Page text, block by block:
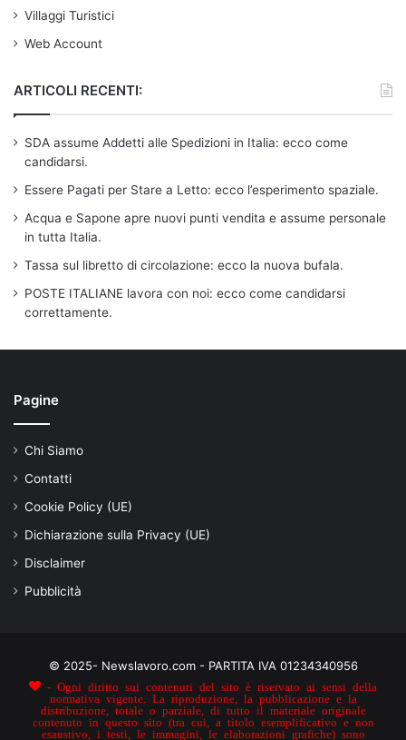
Villaggi Turistici
Web Account
ARTICOLI RECENTI:
SDA assume Addetti alle Spedizioni in Italia: ecco come
candidarsi.
Essere Pagati per Stare a Letto: ecco l’esperimento spaziale.
Acqua e Sapone apre nuovi punti vendita e assume personale
in tutta Italia.
Tassa sul libretto di circolazione: ecco la nuova bufala.
POSTE ITALIANE lavora con noi: ecco come candidarsi
correttamente.
Pagine
Chi Siamo
Contatti
Cookie Policy (UE)
Dichiarazione sulla Privacy (UE)
Disclaimer
Pubblicità
© 2025- Newslavoro.com - PARTITA IVA 01234340956
- Ogni diritto sui contenuti del sito è riservato ai sensi della
normativa vigente. La riproduzione, la pubblicazione e la
distribuzione, totale o parziale, di tutto il materiale originale
contenuto in questo sito (tra cui, a titolo esemplificativo e non
esaustivo, i testi, le immagini, le elaborazioni grafiche) sono